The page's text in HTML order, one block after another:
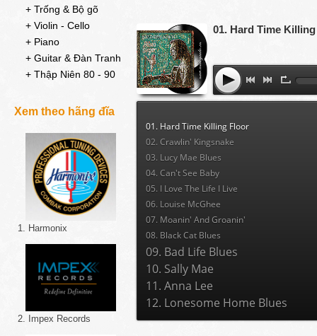
+ Trống & Bộ gõ
+ Violin - Cello
+ Piano
+ Guitar & Đàn Tranh
+ Thập Niên 80 - 90
Xem theo hãng đĩa
1. Harmonix
2. Impex Records
01. Hard Time
01. Hard Time Killing Floor
02. Crawlin' Kingsnake
03. Lucy Mae Blues
04. Can't See Baby
05. I Love The Life I Live
06. Louise McGhee
07. Moanin' And Groanin'
08. Black Cat Blues
09. Bad Life Blues
10. Sally Mae
11. Anna Lee
12. Lonesome Home Blues